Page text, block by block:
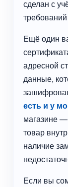
сделан с
Ещё один
адресной
данные,
есть и у
магазине
товар
наличие
Если вы